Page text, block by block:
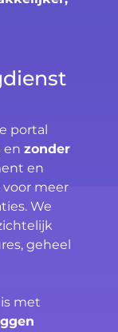
portal
en zonder
en
meer
We
geheel
met